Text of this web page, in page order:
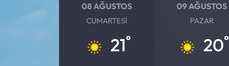
08 AĞUSTOS
CUMARTESI
21°
09 AĞUSTOS
PAZAR
20°